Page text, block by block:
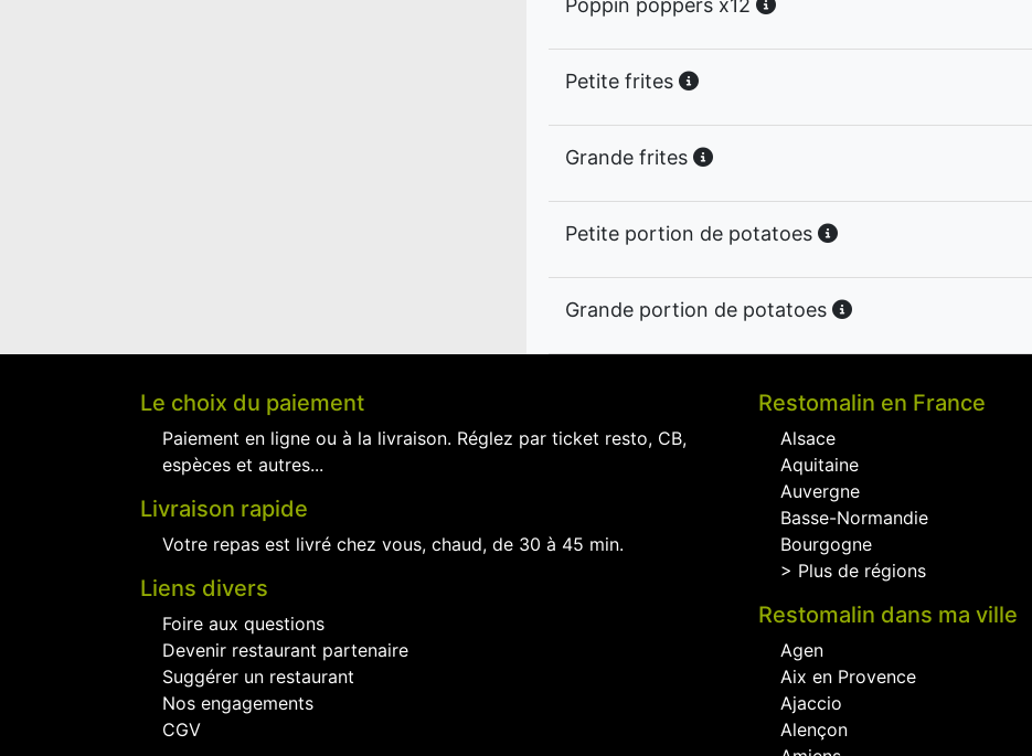
Poppin poppers x12
Petite frites
Grande frites
Petite portion de potatoes
Grande portion de potatoes
Le choix du paiement
Paiement en ligne ou à la livraison. Réglez par ticket resto, CB,
espèces et autres...
Livraison rapide
Votre repas est livré chez vous, chaud, de 30 à 45 min.
Liens divers
Foire aux questions
Devenir restaurant partenaire
Suggérer un restaurant
Nos engagements
CGV
Restomalin en France
Alsace
Aquitaine
Auvergne
Basse-Normandie
Bourgogne
> Plus de régions
Restomalin dans ma ville
Agen
Aix en Provence
Ajaccio
Alençon